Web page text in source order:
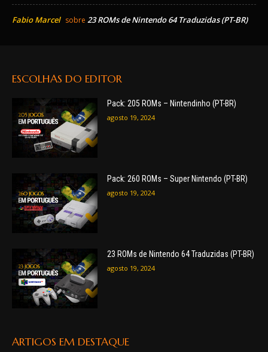
Fabio Marcel sobre 23 ROMs de Nintendo 64 Traduzidas (PT-BR)
ESCOLHAS DO EDITOR
Pack: 205 ROMs – Nintendinho (PT-BR)
agosto 19, 2024
Pack: 260 ROMs – Super Nintendo (PT-BR)
agosto 19, 2024
23 ROMs de Nintendo 64 Traduzidas (PT-BR)
agosto 19, 2024
ARTIGOS EM DESTAQUE